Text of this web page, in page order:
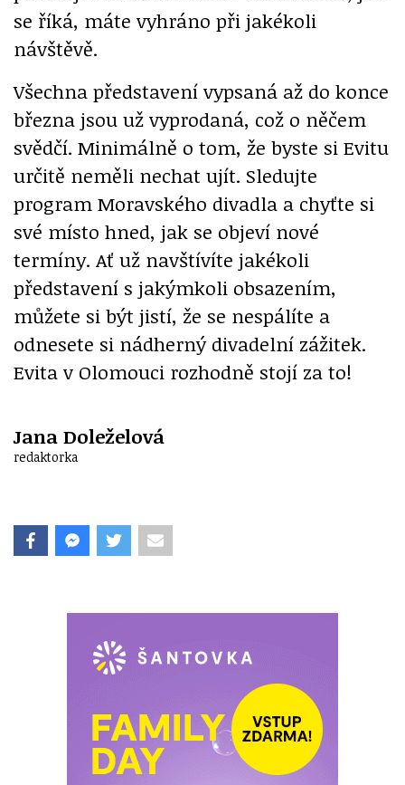
se říká, máte vyhráno při jakékoli
návštěvě.
Všechna představení vypsaná až do konce
března jsou už vyprodaná, což o něčem
svědčí. Minimálně o tom, že byste si Evitu
určitě neměli nechat ujít. Sledujte
program Moravského divadla a chyťte si
své místo hned, jak se objeví nové
termíny. Ať už navštívíte jakékoli
představení s jakýmkoli obsazením,
můžete si být jistí, že se nespálíte a
odnesete si nádherný divadelní zážitek.
Evita v Olomouci rozhodně stojí za to!
Jana Doleželová
redaktorka